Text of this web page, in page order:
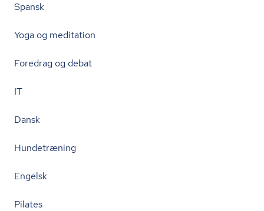
Spansk
Yoga og meditation
Foredrag og debat
IT
Dansk
Hundetræning
Engelsk
Pilates